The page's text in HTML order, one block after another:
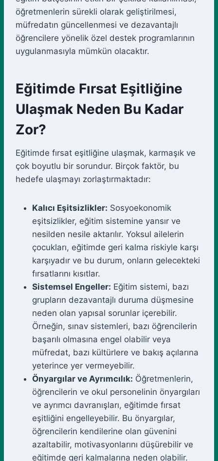
öğretmenlerin sürekli olarak geliştirilmesi,
müfredatın güncellenmesi ve dezavantajlı
öğrencilere yönelik özel destek programlarının
uygulanmasıyla mümkün olacaktır.
Eğitimde Fırsat Eşitliğine
Ulaşmak Neden Bu Kadar
Zor?
Eğitimde fırsat eşitliğine ulaşmak, karmaşık ve
çok boyutlu bir sorundur. Birçok faktör, bu
hedefe ulaşmayı zorlaştırmaktadır:
Kalıcı Eşitsizlikler: Sosyoekonomik
eşitsizlikler, eğitim sistemine yansır ve
nesilden nesile aktarılır. Yoksul ailelerin
çocukları, eğitimde geri kalma riskiyle karşı
karşıyadır ve bu durum, onların gelecekteki
fırsatlarını kısıtlar.
Sistemsel Engeller: Eğitim sistemi, bazı
grupların dezavantajlı duruma düşmesine
neden olan yapısal sorunlar içerebilir.
Örneğin, sınav sistemleri, bazı öğrencilerin
başarılı olmasına engel olabilir veya
müfredat, bazı kültürlere ve bakış açılarına
yeterince yer vermeyebilir.
Önyargılar ve Ayrımcılık: Öğretmenlerin,
öğrencilerin ve okul personelinin önyargıları
ve ayrımcı davranışları, eğitimde fırsat
eşitliğini engelleyebilir. Bu önyargılar,
öğrencilerin kendilerine olan güvenini
azaltabilir, motivasyonlarını düşürebilir ve
eğitimde geri kalmalarına neden olabilir.